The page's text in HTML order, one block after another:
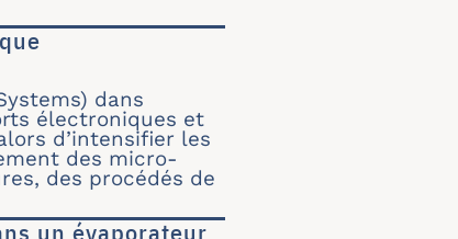
dans
électroniques et
d’intensifier les
des micro-
des procédés de
un évaporateur